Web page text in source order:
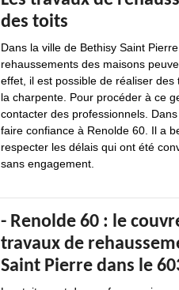
des toits
Dans la ville de Bethisy Saint
rehaussements des maisons
effet, il est possible de réaliser
la charpente. Pour procéder à ce
contacter des professionnels.
faire confiance à Renolde 60. Il a
respecter les délais qui ont été
sans engagement.
- Renolde 60 : le
travaux de
Saint Pierre dans le